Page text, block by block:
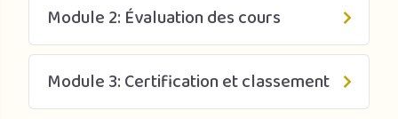
Module 2: Évaluation des cours
Module 3: Certification et classement